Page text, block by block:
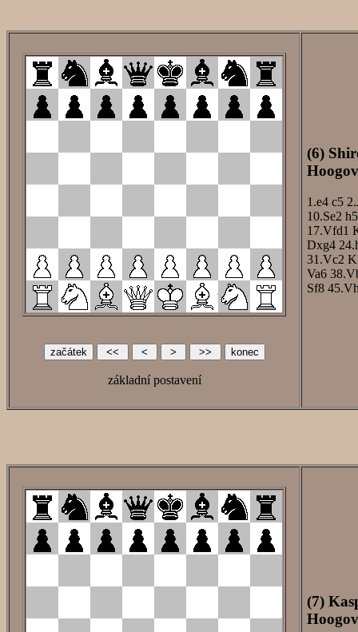
základní postavení
(6)
1.e4 c5
10.Se2 h5
17.Vfd1
Dxg4
31.Vc2
Va6
Sf8
(7)